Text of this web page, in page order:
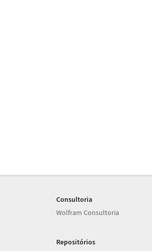
Consultoria
Wolfram Consultoria
Repositórios